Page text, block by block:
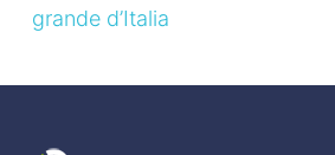
grande d’Italia